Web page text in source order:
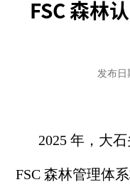
FSC 森林
发布日
2025 年，大
FSC 森林管理体